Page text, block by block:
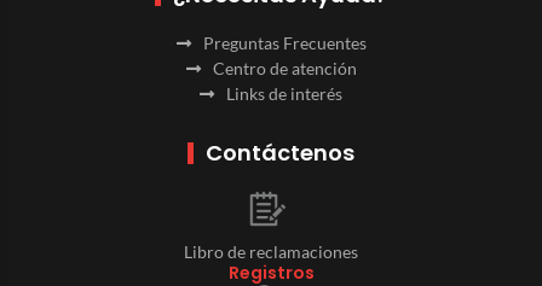
Preguntas Frecuentes
Centro de atención
Links de interés
Contáctenos
Libro de reclamaciones
Registros